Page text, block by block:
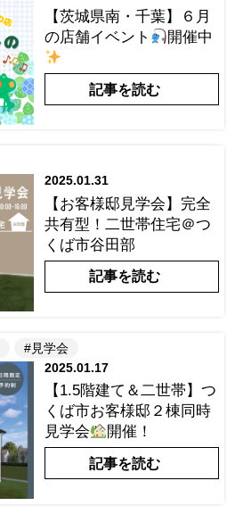
【茨城県南・千葉】６月
の店舗イベント
開催中
記事を読む
2025.01.31
【お客様邸見学会】完全
共有型！二世帯住宅＠つ
くば市谷田部
記事を読む
#見学会
2025.01.17
【1.5階建て＆二世帯】つ
くば市お客様邸２棟同時
見学会
開催！
記事を読む